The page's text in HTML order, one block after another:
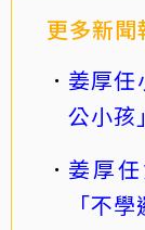
更多新聞
姜厚任
公小孩
姜厚
「不